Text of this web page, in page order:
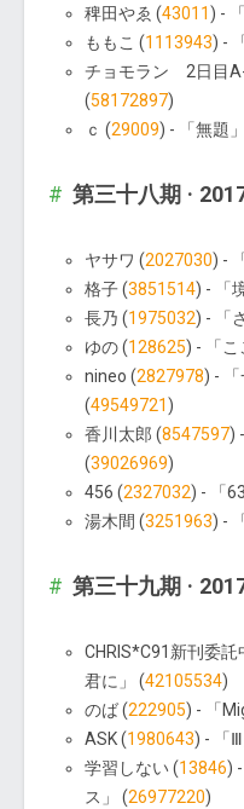
稗田やゑ (43011 ) -
ももこ (1113943) -
チョモラン 2日目
(58172897)
ｃ (29009) - 「無題
第三十八期 ·
ヤサワ (2027030) -
格子 (3851514) - 「
長乃 (1975032) - 「
ゆの (128625) - 「こ
nineo (2827978) -
(49549721 )
香川太郎 (8547597)
(39026969)
456 (2327032) - 「
湯木間 (3251963) -
第三十九期 ·
CHRIS*C91新刊委託
君に」 (42105534)
のば (222905) - 「
ASK (1980643) - 「
学習しない (13846)
ス」 (26977220)